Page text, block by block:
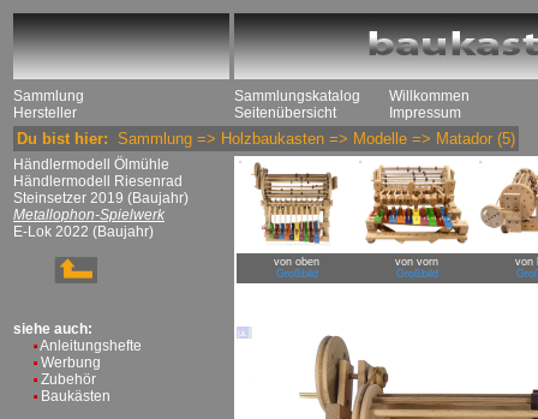
Sammlung
Hersteller
Sammlungskatalog
Seitenübersicht
Willkommen
Impressum
Du bist hier: Sammlung => Holzbaukasten => Modelle => Matador (5)
Händlermodell Ölmühle
Händlermodell Riesenrad
Steinsetzer 2019 (Baujahr)
Metallophon-Spielwerk
E-Lok 2022 (Baujahr)
siehe auch:
Anleitungshefte
Werbung
Zubehör
Baukästen
von oben
Großbild
von vorn
Großbild
von